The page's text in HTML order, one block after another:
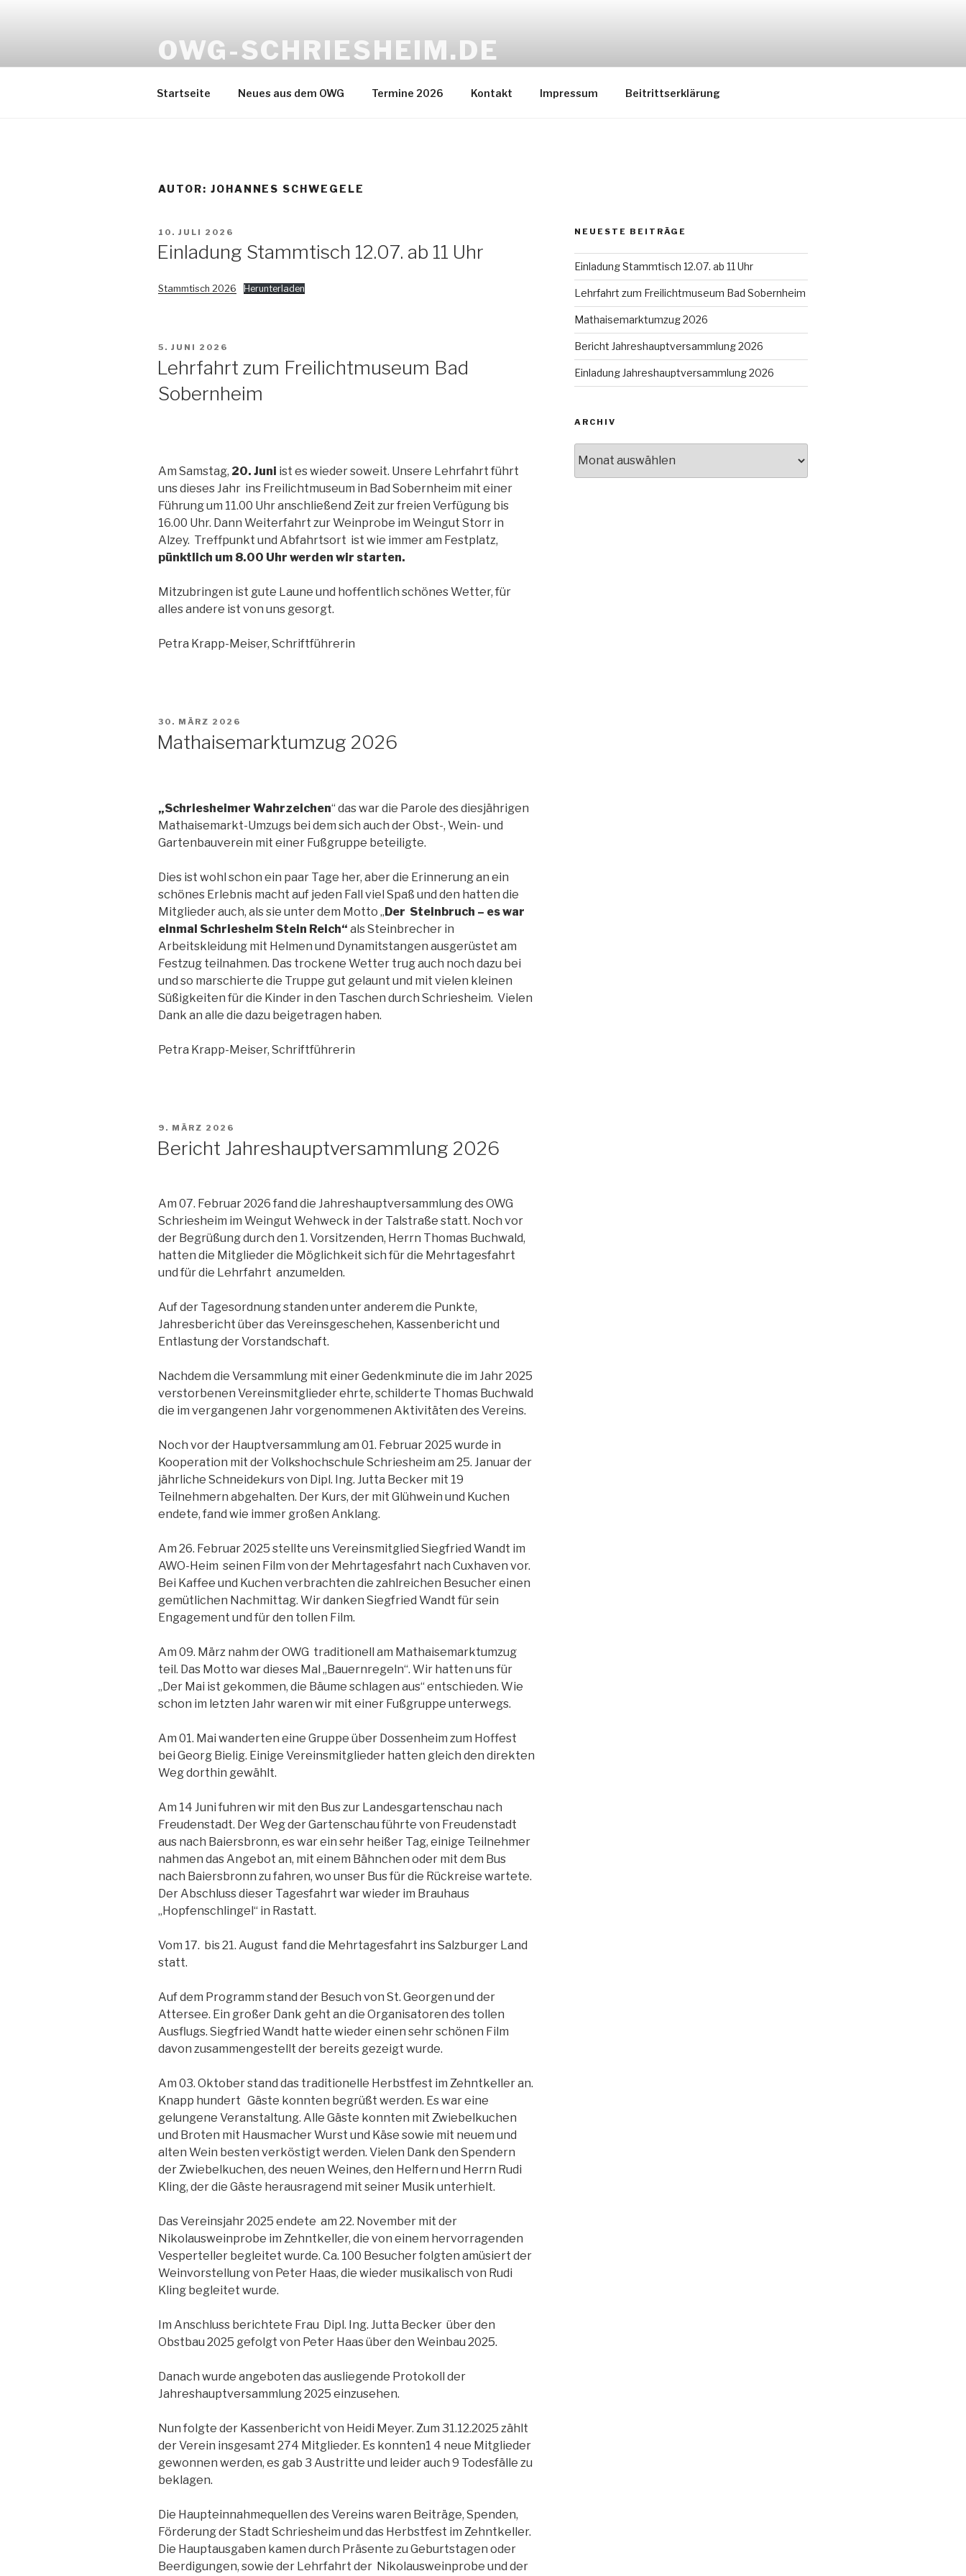
OWG-SCHRIESHEIM.DE
Startseite Neues aus dem OWG Termine 2026 Kontakt Impressum Beitrittserklärung
AUTOR: JOHANNES SCHWEGELE
VERÖFFENTLICHT
10. JULI 2026
Einladung Stammtisch 12.07. ab 11 Uhr
Stammtisch 2026 Herunterladen
VERÖFFENTLICHT
5. JUNI 2026
Lehrfahrt zum Freilichtmuseum Bad
Sobernheim
Am Samstag, 20. Juni ist es wieder soweit. Unsere Lehrfahrt führt
uns dieses Jahr ins Freilichtmuseum in Bad Sobernheim mit einer
Führung um 11.00 Uhr anschließend Zeit zur freien Verfügung bis
16.00 Uhr. Dann Weiterfahrt zur Weinprobe im Weingut Storr in
Alzey. Treffpunkt und Abfahrtsort ist wie immer am Festplatz,
pünktlich um 8.00 Uhr werden wir starten.
Mitzubringen ist gute Laune und hoffentlich schönes Wetter, für
alles andere ist von uns gesorgt.
Petra Krapp-Meiser, Schriftführerin
VERÖFFENTLICHT
30. MÄRZ 2026
Mathaisemarktumzug 2026
„Schriesheimer Wahrzeichen“ das war die Parole des diesjährigen
Mathaisemarkt-Umzugs bei dem sich auch der Obst-, Wein- und
Gartenbauverein mit einer Fußgruppe beteiligte.
Dies ist wohl schon ein paar Tage her, aber die Erinnerung an ein
schönes Erlebnis macht auf jeden Fall viel Spaß und den hatten die
Mitglieder auch, als sie unter dem Motto „ Der Steinbruch – es war
einmal Schriesheim Stein Reich“ als Steinbrecher in
Arbeitskleidung mit Helmen und Dynamitstangen ausgerüstet am
Festzug teilnahmen. Das trockene Wetter trug auch noch dazu bei
und so marschierte die Truppe gut gelaunt und mit vielen kleinen
Süßigkeiten für die Kinder in den Taschen durch Schriesheim. Vielen
Dank an alle die dazu beigetragen haben.
Petra Krapp-Meiser, Schriftführerin
VERÖFFENTLICHT
9. MÄRZ 2026
Bericht Jahreshauptversammlung 2026
Am 07. Februar 2026 fand die Jahreshauptversammlung des OWG
Schriesheim im Weingut Wehweck in der Talstraße statt. Noch vor
der Begrüßung durch den 1. Vorsitzenden, Herrn Thomas Buchwald,
hatten die Mitglieder die Möglichkeit sich für die Mehrtagesfahrt
und für die Lehrfahrt anzumelden.
Auf der Tagesordnung standen unter anderem die Punkte,
Jahresbericht über das Vereinsgeschehen, Kassenbericht und
Entlastung der Vorstandschaft.
Nachdem die Versammlung mit einer Gedenkminute die im Jahr 2025
verstorbenen Vereinsmitglieder ehrte, schilderte Thomas Buchwald
die im vergangenen Jahr vorgenommenen Aktivitäten des Vereins.
Noch vor der Hauptversammlung am 01. Februar 2025 wurde in
Kooperation mit der Volkshochschule Schriesheim am 25. Januar der
jährliche Schneidekurs von Dipl. Ing. Jutta Becker mit 19
Teilnehmern abgehalten. Der Kurs, der mit Glühwein und Kuchen
endete, fand wie immer großen Anklang.
Am 26. Februar 2025 stellte uns Vereinsmitglied Siegfried Wandt im
AWO-Heim seinen Film von der Mehrtagesfahrt nach Cuxhaven vor.
Bei Kaffee und Kuchen verbrachten die zahlreichen Besucher einen
gemütlichen Nachmittag. Wir danken Siegfried Wandt für sein
Engagement und für den tollen Film.
Am 09. März nahm der OWG traditionell am Mathaisemarktumzug
teil. Das Motto war dieses Mal „Bauernregeln“. Wir hatten uns für
„Der Mai ist gekommen, die Bäume schlagen aus“ entschieden. Wie
schon im letzten Jahr waren wir mit einer Fußgruppe unterwegs.
Am 01. Mai wanderten eine Gruppe über Dossenheim zum Hoffest
bei Georg Bielig. Einige Vereinsmitglieder hatten gleich den direkten
Weg dorthin gewählt.
Am 14 Juni fuhren wir mit den Bus zur Landesgartenschau nach
Freudenstadt. Der Weg der Gartenschau führte von Freudenstadt
aus nach Baiersbronn, es war ein sehr heißer Tag, einige Teilnehmer
nahmen das Angebot an, mit einem Bähnchen oder mit dem Bus
nach Baiersbronn zu fahren, wo unser Bus für die Rückreise wartete.
Der Abschluss dieser Tagesfahrt war wieder im Brauhaus
„Hopfenschlingel“ in Rastatt.
Vom 17. bis 21. August fand die Mehrtagesfahrt ins Salzburger Land
statt.
Auf dem Programm stand der Besuch von St. Georgen und der
Attersee. Ein großer Dank geht an die Organisatoren des tollen
Ausflugs. Siegfried Wandt hatte wieder einen sehr schönen Film
davon zusammengestellt der bereits gezeigt wurde.
Am 03. Oktober stand das traditionelle Herbstfest im Zehntkeller an.
Knapp hundert Gäste konnten begrüßt werden. Es war eine
gelungene Veranstaltung. Alle Gäste konnten mit Zwiebelkuchen
und Broten mit Hausmacher Wurst und Käse sowie mit neuem und
alten Wein besten verköstigt werden. Vielen Dank den Spendern
der Zwiebelkuchen, des neuen Weines, den Helfern und Herrn Rudi
Kling, der die Gäste herausragend mit seiner Musik unterhielt.
Das Vereinsjahr 2025 endete am 22. November mit der
Nikolausweinprobe im Zehntkeller, die von einem hervorragenden
Vesperteller begleitet wurde. Ca. 100 Besucher folgten amüsiert der
Weinvorstellung von Peter Haas, die wieder musikalisch von Rudi
Kling begleitet wurde.
Im Anschluss berichtete Frau Dipl. Ing. Jutta Becker über den
Obstbau 2025 gefolgt von Peter Haas über den Weinbau 2025.
Danach wurde angeboten das ausliegende Protokoll der
Jahreshauptversammlung 2025 einzusehen.
Nun folgte der Kassenbericht von Heidi Meyer. Zum 31.12.2025 zählt
der Verein insgesamt 274 Mitglieder. Es konnten1 4 neue Mitglieder
gewonnen werden, es gab 3 Austritte und leider auch 9 Todesfälle zu
beklagen.
Die Haupteinnahmequellen des Vereins waren Beiträge, Spenden,
Förderung der Stadt Schriesheim und das Herbstfest im Zehntkeller.
Die Hauptausgaben kamen durch Präsente zu Geburtstagen oder
Beerdigungen, sowie der Lehrfahrt der Nikolausweinprobe und der
NEUESTE BEITRÄGE
Einladung Stammtisch 12.07. ab 11 Uhr
Lehrfahrt zum Freilichtmuseum Bad Sobernheim
Mathaisemarktumzug 2026
Bericht Jahreshauptversammlung 2026
Einladung Jahreshauptversammlung 2026
ARCHIV